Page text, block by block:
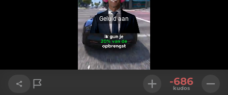
Geluid aan
Geladen
55.72%
-686
kudos